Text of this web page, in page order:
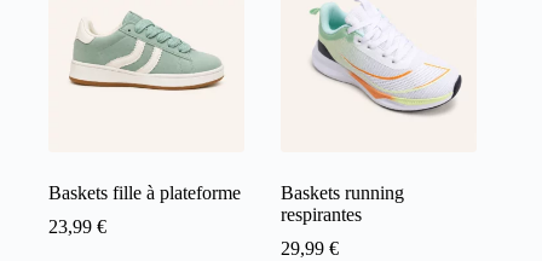
Baskets fille à plateforme
23,99 €
Baskets running
respirantes
29,99€